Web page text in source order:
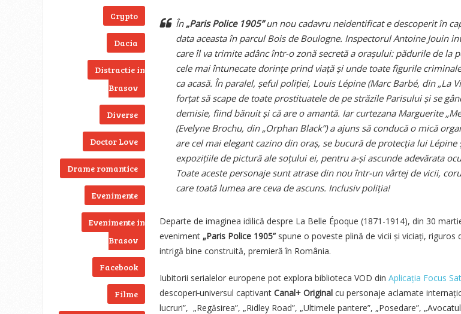
Crypto
Dacia
Distractie in
Brasov
Diverse
Doctor Love
Drame romantice
Evenimente
Evenimente in
Brasov
Facebook
Filme
În „Paris Police 1905”un nou cadavru neidentificat e descoperit în
data aceasta în parcul Bois de Boulogne. Inspectorul Antoine Jouin
care îl va trimite adânc într-o zonă secretă a orașului: pădurile de la
cele mai întunecate dorințe prind viață și unde toate figurile
ca acasă. În paralel, șeful poliției, Louis Lépine (Marc Barbé, din „La
forțat să scape de toate prostituatele de pe străzile Parisului și se
demisie, fiind bănuit și că are o amantă. Iar curtezana Marguerite
(Evelyne Brochu, din „Orphan Black”) a ajuns să conducă o mică
are cel mai elegant cazino din oraș, se bucură de protecția lui Lépine
expozițiile de pictură ale soțului ei, pentru a-și ascunde adevărata
Toate aceste personaje sunt atrase din nou într-un vârtej de vicii,
care toată lumea are ceva de ascuns. Inclusiv poliția!
Departe de imaginea idilică despre La Belle Époque (1871-1914), din 30
eveniment „Paris Police 1905” spune o poveste plină de vicii și viciați, riguros
intrigă bine construită, premieră în România.
Iubitorii serialelor europene pot explora biblioteca VOD din Aplicația Focus Sat
descoperi universul captivant Canal+ Original cu personaje aclamate
lucruri”, „Regăsirea”, „Ridley Road”, „Ultimele pantere”, „Posedare”,